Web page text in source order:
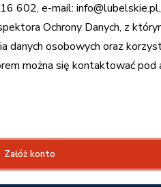
602, e-mail: info@lubelskie.pl,
Ochrony Danych, z
osobowych oraz
można się kontaktować
Załóż konto